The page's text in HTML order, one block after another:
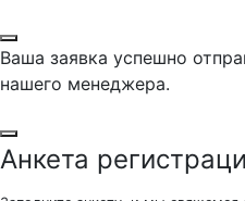
Ваша заявка успешно
нашего менеджера.
Анкета